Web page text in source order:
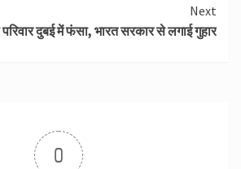
Next
परिवार दुबई में फंसा, भारत सरकार से लगाई गुहार
0